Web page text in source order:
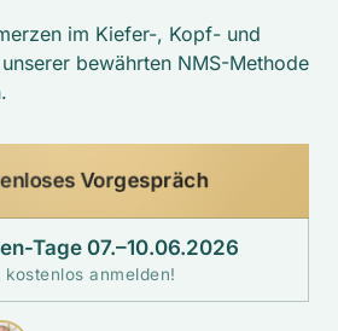
im Kiefer-, Kopf- und
bewährten NMS-Methode
Vorgespräch
Tage 07.–10.06.2026
anmelden!